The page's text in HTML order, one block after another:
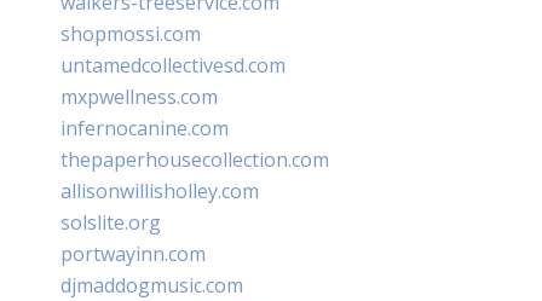
shopmossi.com
untamedcollectivesd.com
mxpwellness.com
infernocanine.com
thepaperhousecollection.com
allisonwillisholley.com
solslite.org
portwayinn.com
djmaddogmusic.com